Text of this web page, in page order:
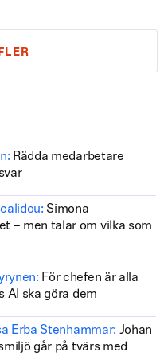
Rädda medarbetare
Simona
– men talar om vilka som
För chefen är alla
AI ska göra dem
Erba Stenhammar: Johan
går på tvärs med